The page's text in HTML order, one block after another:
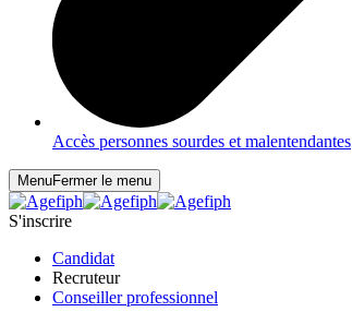
Accès personnes sourdes et malentendantes
MenuFermer le menu
S'inscrire
Candidat
Recruteur
Conseiller professionnel